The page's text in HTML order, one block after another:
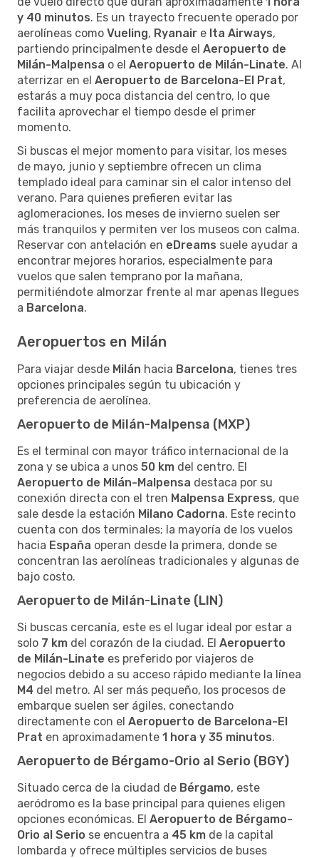
y 40 minutos. Es un trayecto frecuente operado por
aerolíneas como Vueling, Ryanair e Ita Airways,
partiendo principalmente desde el Aeropuerto de
Milán-Malpensa o el Aeropuerto de Milán-Linate. Al
aterrizar en el Aeropuerto de Barcelona-El Prat,
estarás a muy poca distancia del centro, lo que
facilita aprovechar el tiempo desde el primer
momento.
Si buscas el mejor momento para visitar, los meses
de mayo, junio y septiembre ofrecen un clima
templado ideal para caminar sin el calor intenso del
verano. Para quienes prefieren evitar las
aglomeraciones, los meses de invierno suelen ser
más tranquilos y permiten ver los museos con calma.
Reservar con antelación en eDreams suele ayudar a
encontrar mejores horarios, especialmente para
vuelos que salen temprano por la mañana,
permitiéndote almorzar frente al mar apenas llegues
a Barcelona.
Aeropuertos en Milán
Para viajar desde Milán hacia Barcelona, tienes tres
opciones principales según tu ubicación y
preferencia de aerolínea.
Aeropuerto de Milán-Malpensa (MXP)
Es el terminal con mayor tráfico internacional de la
zona y se ubica a unos 50 km del centro. El
Aeropuerto de Milán-Malpensa destaca por su
conexión directa con el tren Malpensa Express, que
sale desde la estación Milano Cadorna. Este recinto
cuenta con dos terminales; la mayoría de los vuelos
hacia España operan desde la primera, donde se
concentran las aerolíneas tradicionales y algunas de
bajo costo.
Aeropuerto de Milán-Linate (LIN)
Si buscas cercanía, este es el lugar ideal por estar a
solo 7 km del corazón de la ciudad. El Aeropuerto
de Milán-Linate es preferido por viajeros de
negocios debido a su acceso rápido mediante la línea
M4 del metro. Al ser más pequeño, los procesos de
embarque suelen ser ágiles, conectando
directamente con el Aeropuerto de Barcelona-El
Prat en aproximadamente 1 hora y 35 minutos.
Aeropuerto de Bérgamo-Orio al Serio (BGY)
Situado cerca de la ciudad de Bérgamo, este
aeródromo es la base principal para quienes eligen
opciones económicas. El Aeropuerto de Bérgamo-
Orio al Serio se encuentra a 45 km de la capital
lombarda y ofrece múltiples servicios de buses